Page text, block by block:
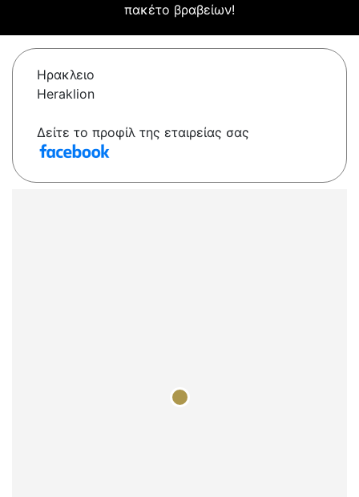
πακέτο βραβείων!
Ηρακλειο
Heraklion
Δείτε το προφίλ της εταιρείας σας